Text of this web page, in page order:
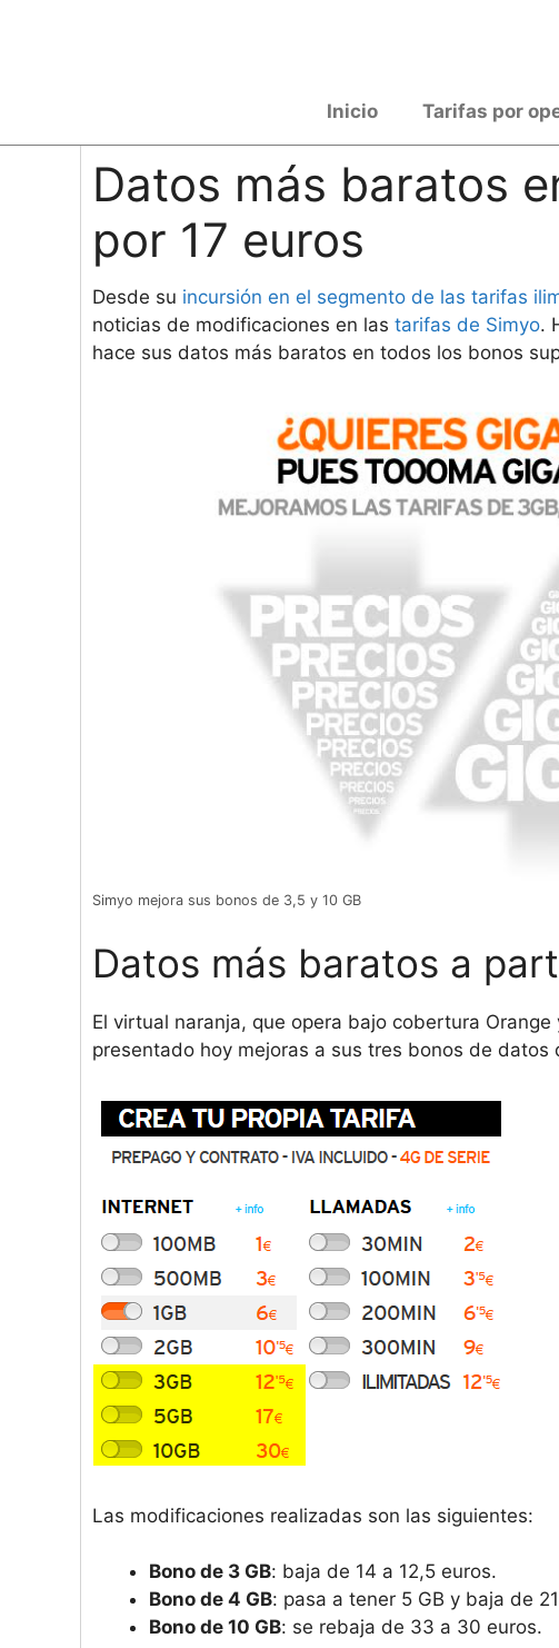
Inicio Tarifas por
Datos más baratos
por 17 euros
Desde su incursión en el segmento de las tarifas
noticias de modificaciones en las tarifas de Simyo.
hace sus datos más baratos en todos los bonos
Simyo mejora sus bonos de 3,5 y 10 GB
Datos más baratos a
El virtual naranja, que opera bajo cobertura
presentado hoy mejoras a sus tres bonos de datos
Las modificaciones realizadas son las siguientes:
Bono de 3 GB: baja de 14 a 12,5 euros.
Bono de 4 GB: pasa a tener 5 GB y baja de
Bono de 10 GB: se rebaja de 33 a 30 euros.